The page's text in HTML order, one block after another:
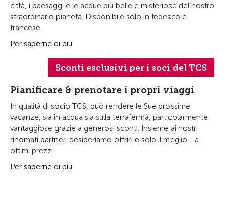
città, i paesaggi e le acque più belle e misteriose del nostro
straordinario pianeta. Disponibile solo in tedesco e
francese.
Per saperne di più
Sconti esclusivi per i soci del TCS
Pianificare & prenotare i propri viaggi
In qualità di socio TCS, può rendere le Sue prossime
vacanze, sia in acqua sia sulla terraferma, particolarmente
vantaggiose grazie a generosi sconti. Insieme ai nostri
rinomati partner, desideriamo offrirLe solo il meglio - a
ottimi prezzi!
Per saperne di più